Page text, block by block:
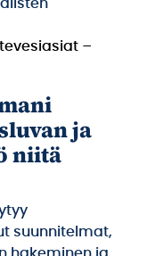
–
ja
niitä
suunnitelmat,